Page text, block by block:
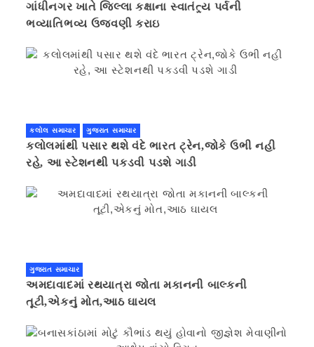
ગાંધીનગર ખાતે જિલ્લા કક્ષાના સ્વાતંત્ર્ય પર્વની
ભવ્યાતિભવ્ય ઉજવણી કરાઇ
કલોલ સમાચાર ગુજરાત સમાચાર
કલોલમાંથી પસાર થશે વંદે ભારત ટ્રેન,જોકે ઉભી નહી
રહે, આ સ્ટેશનથી પકડવી પડશે ગાડી
ગુજરાત સમાચાર
અમદાવાદમાં રથયાત્રા જોતા મકાનની બાલ્કની
તૂટી,એકનું મોત,આઠ ઘાયલ